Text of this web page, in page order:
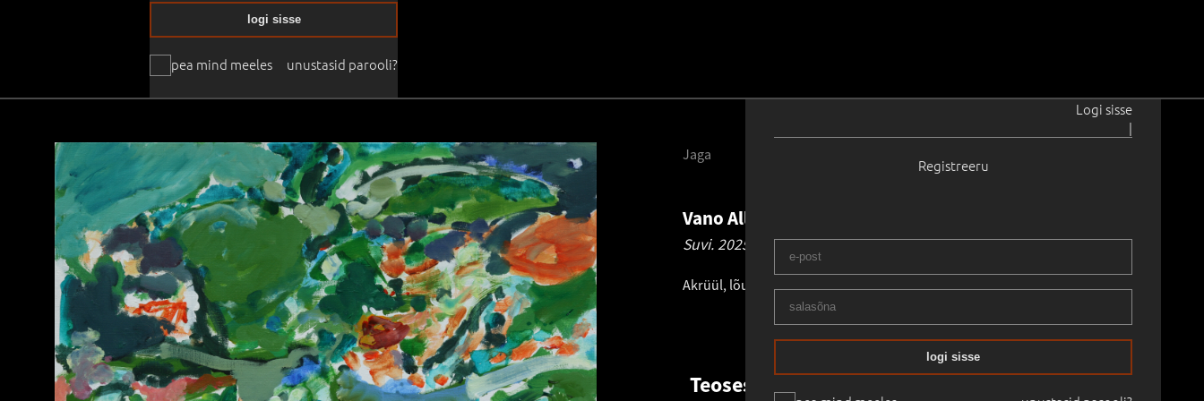
Logi sisse
|
Registreeru
logi sisse
pea mind meeles
logi sisse
unustasid parooli?
Vano Allsalu
Suvi.2025
Akrüül, lõuend .70.0 × 100.0 cmSaadavus:Ei ole saadavalRaamita
Teosest
Jaga